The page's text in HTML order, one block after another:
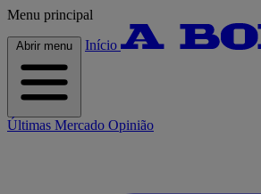
Menu principal
Abrir menu Início
Últimas Mercado Opinião